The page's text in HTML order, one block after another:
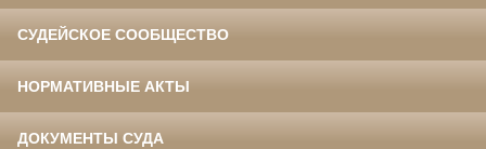
СУДЕЙСКОЕ СООБЩЕСТВО
НОРМАТИВНЫЕ АКТЫ
ДОКУМЕНТЫ СУДА